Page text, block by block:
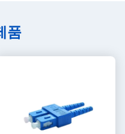
품